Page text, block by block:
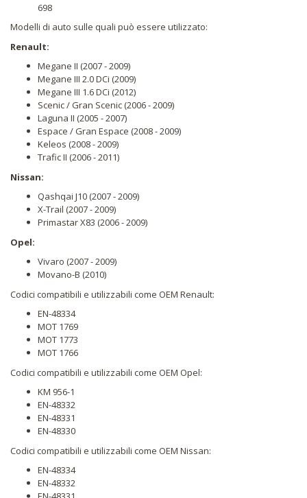
698
Modelli di auto sulle quali può essere utilizzato:
Renault:
Megane II (2007 - 2009)
Megane III 2.0 DCi (2009)
Megane III 1.6 DCi (2012)
Scenic / Gran Scenic (2006 - 2009)
Laguna II (2005 - 2007)
Espace / Gran Espace (2008 - 2009)
Keleos (2008 - 2009)
Trafic II (2006 - 2011)
Nissan:
Qashqai J10 (2007 - 2009)
X-Trail (2007 - 2009)
Primastar X83 (2006 - 2009)
Opel:
Vivaro (2007 - 2009)
Movano-B (2010)
Codici compatibili e utilizzabili come OEM Renault:
EN-48334
MOT 1769
MOT 1773
MOT 1766
Codici compatibili e utilizzabili come OEM Opel:
KM 956-1
EN-48332
EN-48331
EN-48330
Codici compatibili e utilizzabili come OEM Nissan:
EN-48334
EN-48332